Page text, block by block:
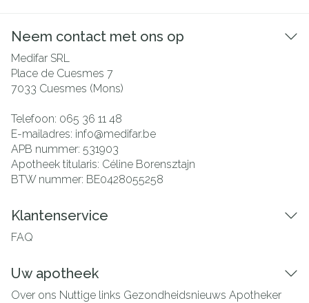
Neem contact met ons op
Medifar SRL
Place de Cuesmes 7
7033 Cuesmes (Mons)
Telefoon: 065 36 11 48
E-mailadres: info@medifar.be
APB nummer: 531903
Apotheek titularis: Céline Borensztajn
BTW nummer: BE0428055258
Klantenservice
FAQ
Uw apotheek
Over ons Nuttige links Gezondheidsnieuws Apotheker